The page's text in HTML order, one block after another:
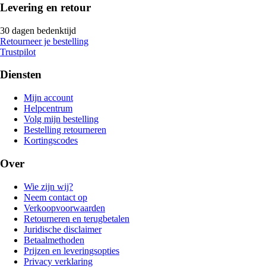
Levering en retour
30 dagen bedenktijd
Retourneer je bestelling
Trustpilot
Diensten
Mijn account
Helpcentrum
Volg mijn bestelling
Bestelling retourneren
Kortingscodes
Over
Wie zijn wij?
Neem contact op
Verkoopvoorwaarden
Retourneren en terugbetalen
Juridische disclaimer
Betaalmethoden
Prijzen en leveringsopties
Privacy verklaring